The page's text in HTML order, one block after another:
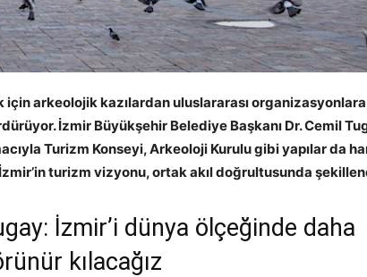
arkeolojik kazılardan uluslararası
İzmir Büyükşehir Belediye Başkanı Dr. Cemil
Turizm Konseyi, Arkeoloji Kurulu gibi yapılar da
turizm vizyonu, ortak akıl doğrultusunda
İzmir’i dünya ölçeğinde daha
kılacağız